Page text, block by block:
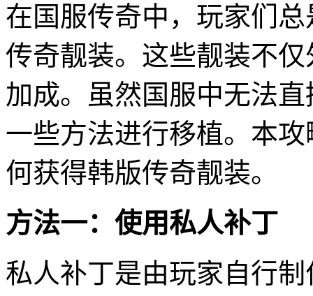
在国服传奇中，玩家们
传奇靓装。这些靓装不
加成。虽然国服中无法
一些方法进行移植。本
何获得韩版传奇靓装。
方法一：使用私人补丁
私人补丁是由玩家自行